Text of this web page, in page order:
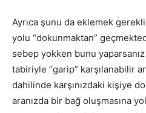
Ayrıca şunu da eklemek
yolu “dokunmaktan”
sebep yokken bunu
tabiriyle “garip” karşılanabilir
dahilinde karşınızdaki kişiye
aranızda bir bağ oluşmasına